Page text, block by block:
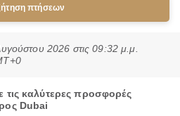
πτήσεων
2026 στις 09:32 μ.μ.
τις καλύτερες προσφορές
Dubai